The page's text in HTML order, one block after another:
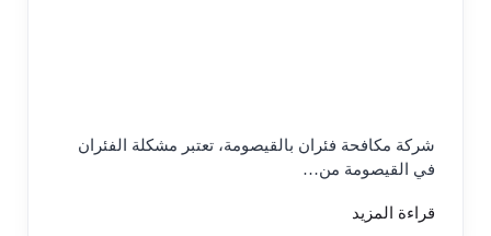
شركة مكافحة فئران بالقيصومة، تعتبر مشكلة الفئران
في القيصومة من…
قراءة المزيد